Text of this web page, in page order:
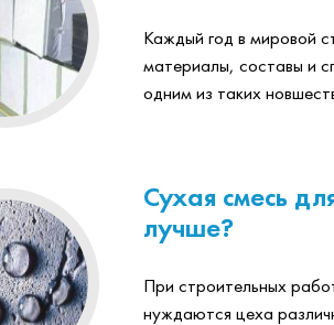
Каждый год в мировой
материалы, составы и
одним из таких
Сухая смесь
лучше?
При строительных
нуждаются цеха